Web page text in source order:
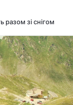
разом зі снігом